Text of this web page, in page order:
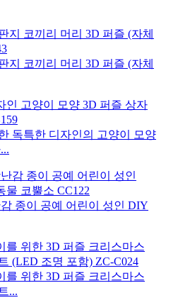
지 코끼리 머리 3D 퍼즐 (자체
독특한 디자인의 고양이 모양
종이 공예 어린이 성인 DIY
를 위한 3D 퍼즐 크리스마스
...